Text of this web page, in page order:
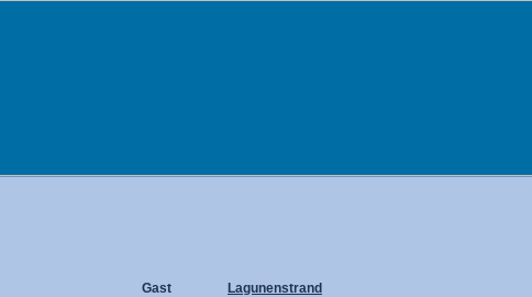
Gast Lagunenstrand